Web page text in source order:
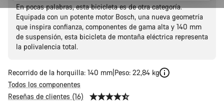
En pocas palabras, esta bicicleta es de otra categoría.
Equipada con un potente motor Bosch, una nueva geometría
que inspira confianza, componentes de gama alta y 140 mm
de suspensión, esta bicicleta de montaña eléctrica representa
la polivalencia total.
Recorrido de la horquilla: 140 mm Peso: 22,84 kg
Todos los componentes
Reseñas de clientes (16)